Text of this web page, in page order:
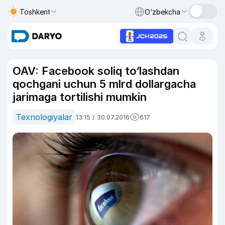
Toshkent O‘zbekcha
OAV: Facebook soliq to‘lashdan
qochgani uchun 5 mlrd dollargacha
jarimaga tortilishi mumkin
Texnologiyalar 13:15 / 30.07.2016 617